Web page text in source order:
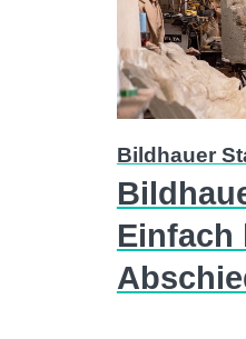
Bildhauer
Einfach